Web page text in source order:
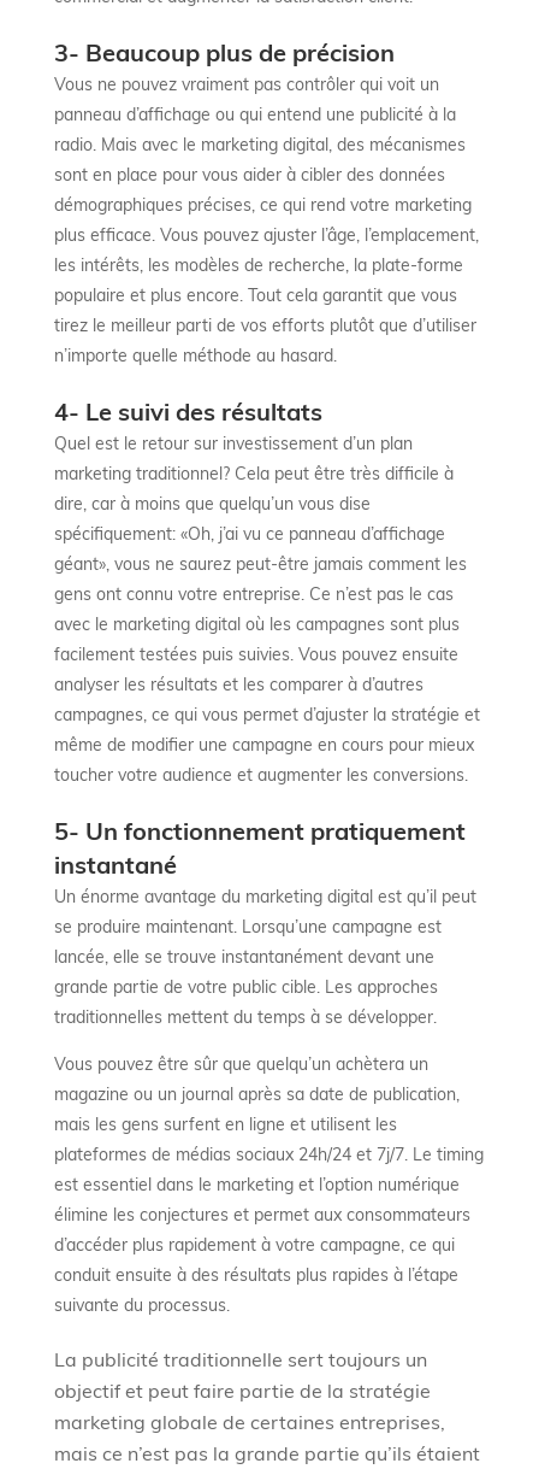
3- Beaucoup plus de précision
Vous ne pouvez vraiment pas contrôler qui voit un
panneau d’affichage ou qui entend une publicité à la
radio. Mais avec le marketing digital, des mécanismes
sont en place pour vous aider à cibler des données
démographiques précises, ce qui rend votre marketing
plus efficace. Vous pouvez ajuster l’âge, l’emplacement,
les intérêts, les modèles de recherche, la plate-forme
populaire et plus encore. Tout cela garantit que vous
tirez le meilleur parti de vos efforts plutôt que d’utiliser
n’importe quelle méthode au hasard.
4- Le suivi des résultats
Quel est le retour sur investissement d’un plan
marketing traditionnel? Cela peut être très difficile à
dire, car à moins que quelqu’un vous dise
spécifiquement: «Oh, j’ai vu ce panneau d’affichage
géant», vous ne saurez peut-être jamais comment les
gens ont connu votre entreprise. Ce n’est pas le cas
avec le marketing digital où les campagnes sont plus
facilement testées puis suivies. Vous pouvez ensuite
analyser les résultats et les comparer à d’autres
campagnes, ce qui vous permet d’ajuster la stratégie et
même de modifier une campagne en cours pour mieux
toucher votre audience et augmenter les conversions.
5- Un fonctionnement pratiquement
instantané
Un énorme avantage du marketing digital est qu’il peut
se produire maintenant. Lorsqu’une campagne est
lancée, elle se trouve instantanément devant une
grande partie de votre public cible. Les approches
traditionnelles mettent du temps à se développer.
Vous pouvez être sûr que quelqu’un achètera un
magazine ou un journal après sa date de publication,
mais les gens surfent en ligne et utilisent les
plateformes de médias sociaux 24h/24 et 7j/7. Le timing
est essentiel dans le marketing et l’option numérique
élimine les conjectures et permet aux consommateurs
d’accéder plus rapidement à votre campagne, ce qui
conduit ensuite à des résultats plus rapides à l’étape
suivante du processus.
La publicité traditionnelle sert toujours un
objectif et peut faire partie de la stratégie
marketing globale de certaines entreprises,
mais ce n’est pas la grande partie qu’ils étaient